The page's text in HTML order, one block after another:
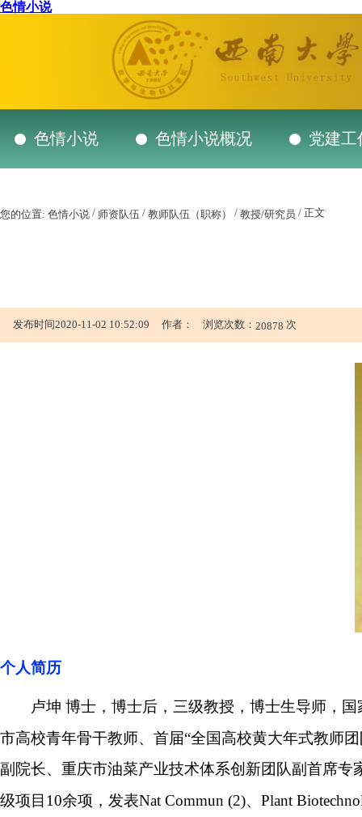
色情小说
色情小说 色情小说概况 党建工
您的位置: 色情小说 / 师资队伍 / 教师队伍（职称） / 教授/研究员 / 正文
发布时间2020-11-02 10:52:09 作者： 浏览次数： 20878 次
个人简历
卢坤 博士，博士后，三级教授，博士生导师，
市高校青年骨干教师、首届“全国高校黄大年式教师
副院长、重庆市油菜产业技术体系创新团队副首席
级项目 10余项，发表Nat Commun (2)、 Plant